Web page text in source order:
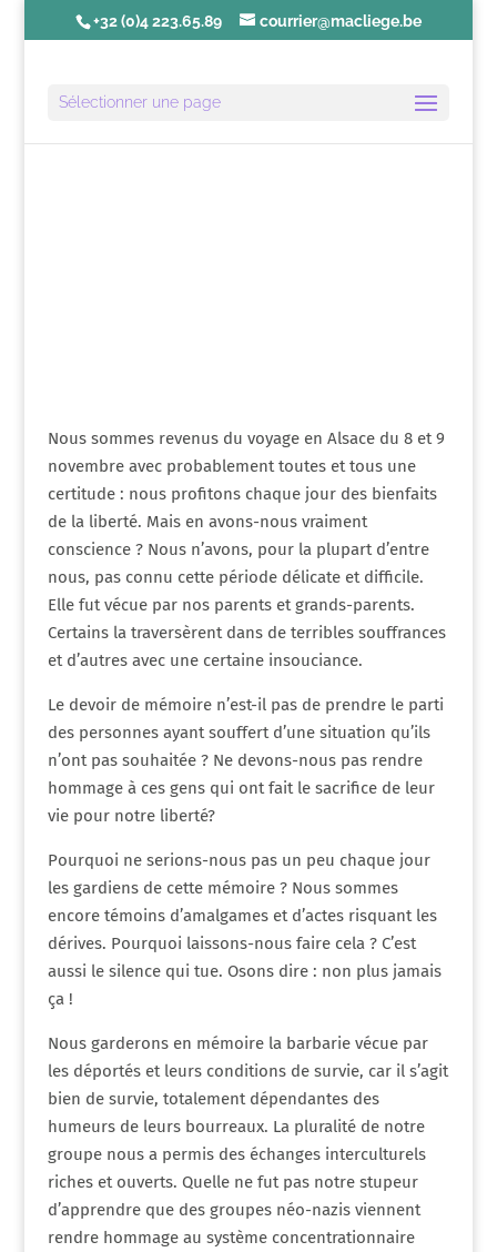
+32 (0)4 223.65.89 courrier@macliege.be
Sélectionner une page
Nous sommes revenus du voyage en Alsace du 8 et 9
novembre avec probablement toutes et tous une
certitude : nous profitons chaque jour des bienfaits
de la liberté. Mais en avons-nous vraiment
conscience ? Nous n’avons, pour la plupart d’entre
nous, pas connu cette période délicate et difficile.
Elle fut vécue par nos parents et grands-parents.
Certains la traversèrent dans de terribles souffrances
et d’autres avec une certaine insouciance.
Le devoir de mémoire n’est-il pas de prendre le parti
des personnes ayant souffert d’une situation qu’ils
n’ont pas souhaitée ? Ne devons-nous pas rendre
hommage à ces gens qui ont fait le sacrifice de leur
vie pour notre liberté?
Pourquoi ne serions-nous pas un peu chaque jour
les gardiens de cette mémoire ? Nous sommes
encore témoins d’amalgames et d’actes risquant les
dérives. Pourquoi laissons-nous faire cela ? C’est
aussi le silence qui tue. Osons dire : non plus jamais
ça !
Nous garderons en mémoire la barbarie vécue par
les déportés et leurs conditions de survie, car il s’agit
bien de survie, totalement dépendantes des
humeurs de leurs bourreaux. La pluralité de notre
groupe nous a permis des échanges interculturels
riches et ouverts. Quelle ne fut pas notre stupeur
d’apprendre que des groupes néo-nazis viennent
rendre hommage au système concentrationnaire